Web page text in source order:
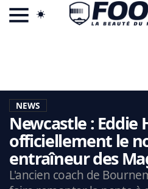
LA CHARTE
VIE PRIVÉE
CGU
CONTACTEZ-NOUS
NEWS
Newcastle : Eddie
officiellement le
entraîneur des
L'ancien coach de